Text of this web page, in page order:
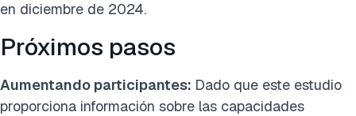
en diciembre de 2024.
Próximos pasos
Aumentando participantes: Dado que este estudio
proporciona información sobre las capacidades